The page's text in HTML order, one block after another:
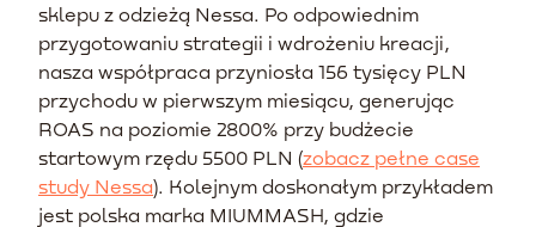
sklepu z odzieżą Nessa. Po odpowiednim
przygotowaniu strategii i wdrożeniu kreacji,
nasza współpraca przyniosła 156 tysięcy PLN
przychodu w pierwszym miesiącu, generując
ROAS na poziomie 2800% przy budżecie
startowym rzędu 5500 PLN (zobacz pełne case
study Nessa). Kolejnym doskonałym przykładem
jest polska marka MIUMMASH, gdzie